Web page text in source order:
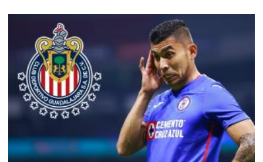
FUTBOL ESTUFA
FÓRMULA 1
BOXEO
LIGA MX